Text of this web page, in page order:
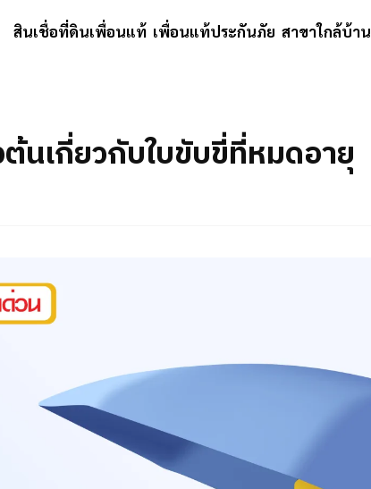
สินเชื่อที่ดินเพื่อนแท้ เพื่อนแท้ประกันภัย สาขาใกล้บ้าน
นเกี่ยวกับใบขับขี่ที่หมดอายุ